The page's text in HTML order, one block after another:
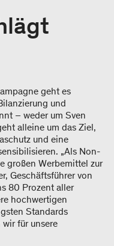
geht es
und
– weder um Sven
alleine um das Ziel,
und eine
„Als Non-
großen Werbemittel zur
Geschäftsführer von
80 Prozent aller
hochwertigen
Standards
für unsere